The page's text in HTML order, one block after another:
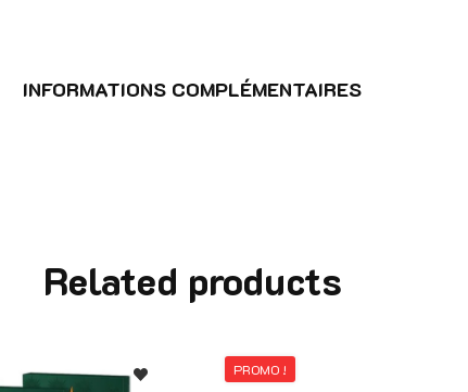
INFORMATIONS COMPLÉMENTAIRES
Related products
PROMO !